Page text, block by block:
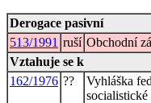
Derogace pasivní
513/1991 ruší Obchodní
Vztahuje se k
162/1976 ??
Vyhláška